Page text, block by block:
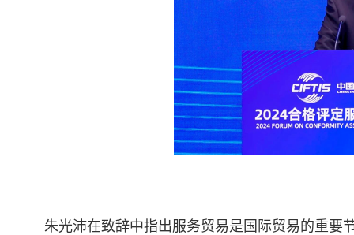
朱光沛在致辞中指出服务贸易是国际贸易的重要